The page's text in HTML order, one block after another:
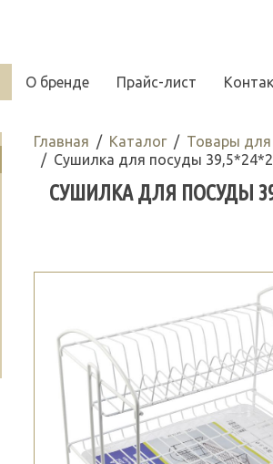
О бренде Прайс-лист
Главная Каталог
Товары для
Сушилка для посуды
СУШИЛКА ДЛЯ ПОСУДЫ